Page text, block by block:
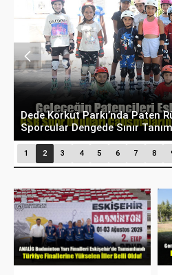
Yenikent’te Bocce Rüzgarı:
Çalışmalarına Aralıksız
1 2 3 4 5 6 7 8